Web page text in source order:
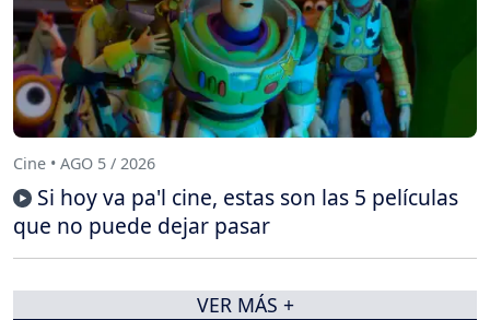
Cine • AGO 5 / 2026
Si hoy va pa'l cine, estas son las 5 películas
que no puede dejar pasar
VER MÁS +